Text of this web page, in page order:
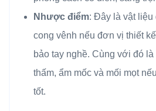
Nhược điểm: Đây là vật liệu
cong vênh nếu đơn vị thiết
bảo tay nghề. Cùng với đó
thấm, ẩm mốc và mối mọt
tốt.